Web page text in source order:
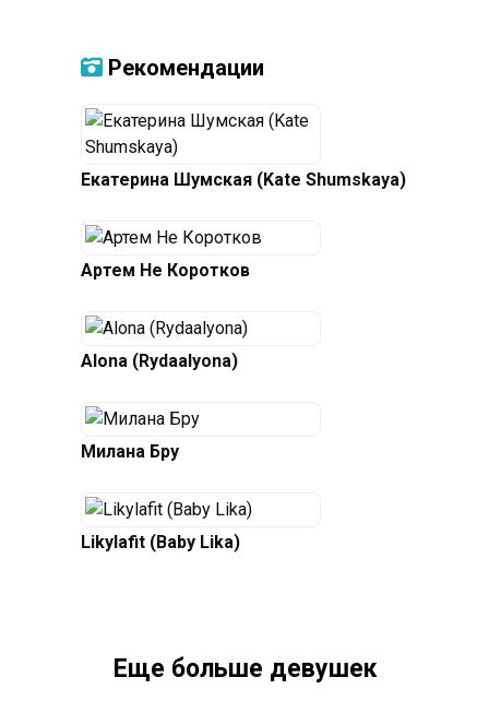
Рекомендации
Екатерина Шумская (Kate Shumskaya)
Артем Не Коротков
Alona (Rydaalyona)
Милана Бру
Likylafit (Baby Lika)
Еще больше девушек